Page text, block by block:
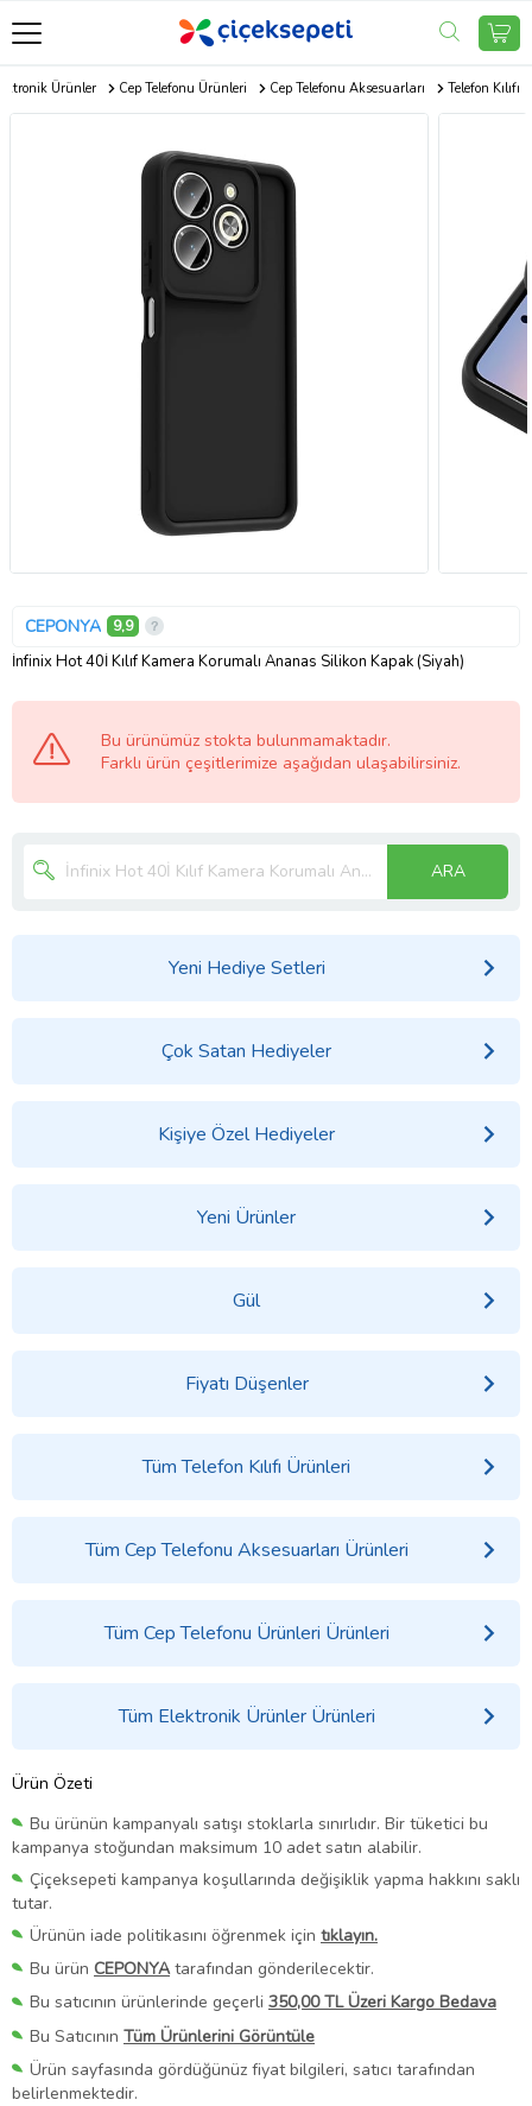
Ürünler Cep Telefonu Ürünleri Cep Telefonu Aksesuarları Telefon Kılıfı
CEPONYA 9,9
İnfinix Hot 40İ Kılıf Kamera Korumalı Ananas Silikon Kapak (Siyah)
Bu ürünümüz stokta bulunmamaktadır.
Farklı ürün çeşitlerimize aşağıdan ulaşabilirsiniz.
ARA
Yeni Hediye Setleri
Çok Satan Hediyeler
Kişiye Özel Hediyeler
Yeni Ürünler
Gül
Fiyatı Düşenler
Tüm Telefon Kılıfı Ürünleri
Tüm Cep Telefonu Aksesuarları Ürünleri
Tüm Cep Telefonu Ürünleri Ürünleri
Tüm Elektronik Ürünler Ürünleri
Ürün Özeti
Bu ürünün kampanyalı satışı stoklarla sınırlıdır. Bir tüketici bu
kampanya stoğundan maksimum 10 adet satın alabilir.
Çiçeksepeti kampanya koşullarında değişiklik yapma hakkını saklı
tutar.
Ürünün iade politikasını öğrenmek için tıklayın.
Bu ürün CEPONYAtarafından gönderilecektir.
Bu satıcının ürünlerinde geçerli 350,00 TL Üzeri Kargo Bedava
Bu Satıcının Tüm Ürünlerini Görüntüle
Ürün sayfasında gördüğünüz fiyat bilgileri, satıcı tarafından
belirlenmektedir.